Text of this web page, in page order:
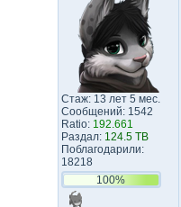
Стаж: 13 лет 5 мес.
Сообщений: 1542
Ratio: 192.661
Раздал: 124.5 TB
Поблагодарили:
18218
100%